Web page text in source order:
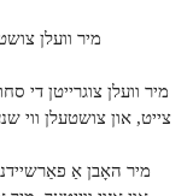
צייט, און צושטעלן ווי